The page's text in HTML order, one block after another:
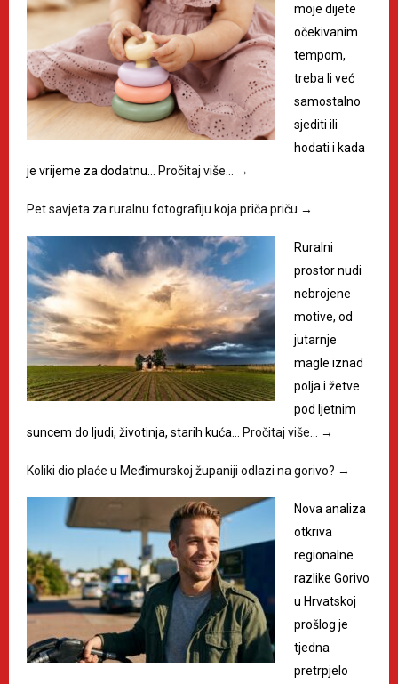
moje dijete
očekivanim
tempom,
treba li već
samostalno
sjediti ili
hodati i kada
je vrijeme za dodatnu… Pročitaj više… →
Pet savjeta za ruralnu fotografiju koja priča priču →
Ruralni
prostor nudi
nebrojene
motive, od
jutarnje
magle iznad
polja i žetve
pod ljetnim
suncem do ljudi, životinja, starih kuća… Pročitaj više… →
Koliki dio plaće u Međimurskoj županiji odlazi na gorivo? →
Nova analiza
otkriva
regionalne
razlike Gorivo
u Hrvatskoj
prošlog je
tjedna
pretrpjelo